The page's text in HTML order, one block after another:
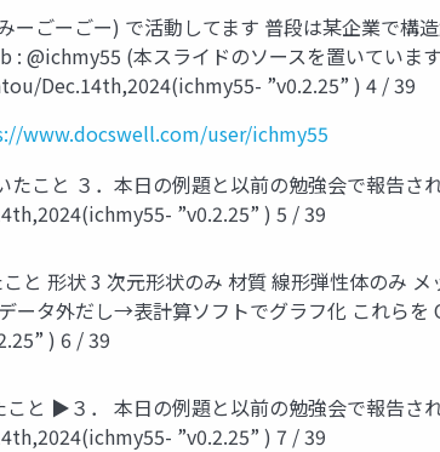
ごーごー) で活動してます 普段は某企業で構
: @ichmy55 (本スライドのソースを置いてい
Dec.14th,2024(ichmy55- ”v0.2.25” ) 4 / 39
www.docswell.com/user/ichmy55
こと ３．本日の例題と以前の勉強会で報告さ
”v0.2.25” ) 5 / 39
と 形状 3 次元形状のみ 材質 線形弾性体のみ
ータ外だし→表計算ソフトでグラフ化 これら
) 6 / 39
と ▶３． 本日の例題と以前の勉強会で報告さ
”v0.2.25” ) 7 / 39